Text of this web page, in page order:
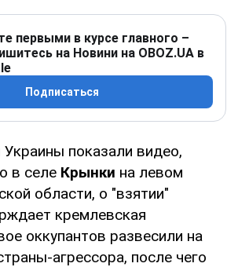
первыми в курсе главного –
на Новини на OBOZ.UA в
Подписаться
показали видео,
в селе Крынки на левом
области, о "взятии"
кремлевская
оккупантов развесили на
агрессора, после чего